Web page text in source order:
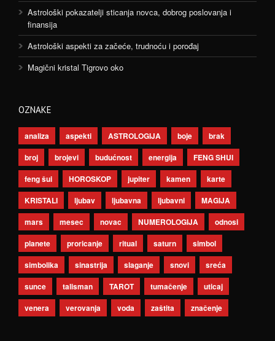
Astrološki pokazatelji sticanja novca, dobrog poslovanja i
finansija
Astrološki aspekti za začeće, trudnoću i porođaj
Magični kristal Tigrovo oko
OZNAKE
analiza aspekti ASTROLOGIJA boje
brak
broj
brojevi budućnost energija
FENG SHUI
feng šui
HOROSKOP jupiter kamen
karte
KRISTALI
ljubav ljubavna ljubavni
MAGIJA
mars
mesec novac NUMEROLOGIJA
odnosi
planete
proricanje ritual saturn
simbol
simbolika
sinastrija slaganje snovi
sreća
sunce
talisman TAROT tumačenje
uticaj
venera
verovanja voda zaštita značenje